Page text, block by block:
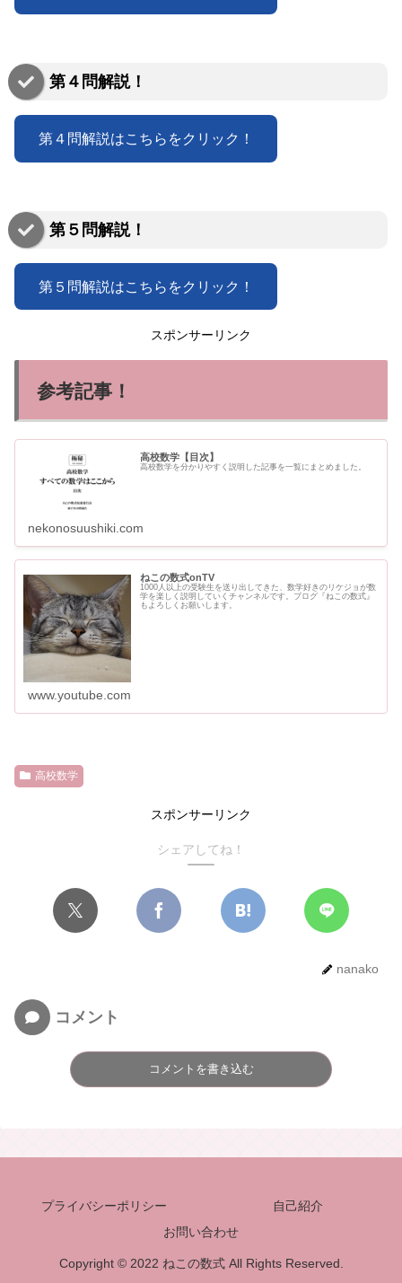
第４問解説！
第４問解説はこちらをクリック！
第５問解説！
第５問解説はこちらをクリック！
スポンサーリンク
参考記事！
高校数学【目次】
高校数学を分かりやすく説明した記事を一覧にまとめました。
nekonosuushiki.com
ねこの数式onTV
1000人以上の受験生を送り出してきた、数学好きのリケジョが数
学を楽しく説明していくチャンネルです。ブログ『ねこの数式』
もよろしくお願いします。
www.youtube.com
高校数学
スポンサーリンク
シェアしてね！
nanako
コメント
コメントを書き込む
プライバシーポリシー
自己紹介
お問い合わせ
Copyright © 2022 ねこの数式 All Rights Reserved.